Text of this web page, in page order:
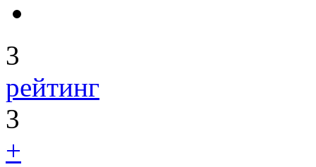
3
рейтинг
3
+